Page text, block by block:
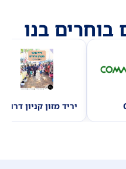
בנו
יריד מזון קניון